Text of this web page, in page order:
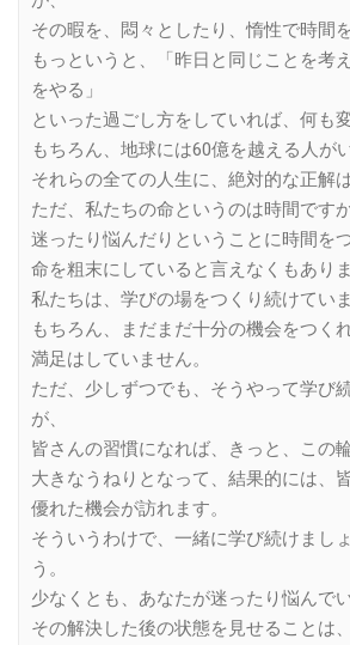
その暇を、悶々としたり、惰性で時間
もっというと、「昨日と同じことを考
をやる」
といった過ごし方をしていれば、何も
もちろん、地球には60億を越える人が
それらの全ての人生に、絶対的な正解
ただ、私たちの命というのは時間ですか
迷ったり悩んだりということに時間を
命を粗末にしていると言えなくもありま
私たちは、学びの場をつくり続けていま
もちろん、まだまだ十分の機会をつく
満足はしていません。
ただ、少しずつでも、そうやって学び
が、
皆さんの習慣になれば、きっと、この
大きなうねりとなって、結果的には、
優れた機会が訪れます。
そういうわけで、一緒に学び続けまし
う。
少なくとも、あなたが迷ったり悩んで
その解決した後の状態を見せることは